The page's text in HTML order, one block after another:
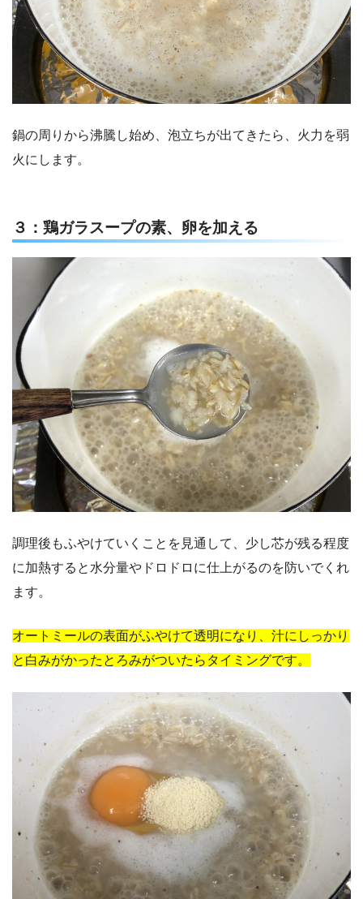
鍋の周りから沸騰し始め、泡立ちが出てきたら、火力を弱
火にします。
３：鶏ガラスープの素、卵を加える
調理後もふやけていくことを見通して、少し芯が残る程度
に加熱すると水分量やドロドロに仕上がるのを防いでくれ
ます。
オートミールの表面がふやけて透明になり、汁にしっかり
と白みがかったとろみがついたらタイミングです。